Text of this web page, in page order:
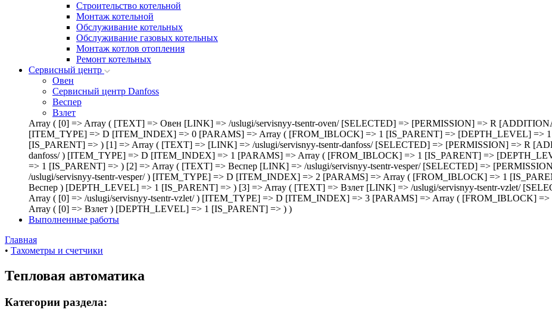
Строительство котельной
Монтаж котельной
Обслуживание котельных
Обслуживание газовых котельных
Монтаж котлов отопления
Ремонт котельных
Сервисный центр
Овен
Сервисный центр Danfoss
Веспер
Взлет
Array ( [0] => Array ( [TEXT] => Овен [LINK] => /uslugi/servisnyy-tsentr-oven/ [SELECTED] => [PERMISSION] => R
[ITEM_TYPE] => D [ITEM_INDEX] => 0 [PARAMS] => Array ( [FROM_IBLOCK] => 1 [IS_PARENT] => [DEPTH_LEVEL] =>
[IS_PARENT] => ) [1] => Array ( [TEXT] => [LINK] => /uslugi/servisnyy-tsentr-danfoss/ [SELECTED] => [PERMISSION] => R
danfoss/ ) [ITEM_TYPE] => D [ITEM_INDEX] => 1 [PARAMS] => Array ( [FROM_IBLOCK] => 1 [IS_PARENT] =>
=> 1 [IS_PARENT] => ) [2] => Array ( [TEXT] => Веспер [LINK] => /uslugi/servisnyy-tsentr-vesper/ [SELECTED] =>
/uslugi/servisnyy-tsentr-vesper/ ) [ITEM_TYPE] => D [ITEM_INDEX] => 2 [PARAMS] => Array ( [FROM_IBLOCK] => 1
Веспер ) [DEPTH_LEVEL] => 1 [IS_PARENT] => ) [3] => Array ( [TEXT] => Взлет [LINK] => /uslugi/servisnyy-tsentr-vzlet/
Array ( [0] => /uslugi/servisnyy-tsentr-vzlet/ ) [ITEM_TYPE] => D [ITEM_INDEX] => 3 [PARAMS] => Array ( [FROM_IBLOCK]
Array ( [0] => Взлет ) [DEPTH_LEVEL] => 1 [IS_PARENT] => ) )
Выполненные работы
Главная
• Тахометры и счетчики
Тепловая автоматика
Категории раздела: